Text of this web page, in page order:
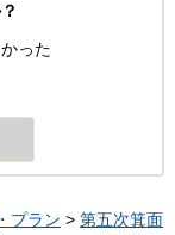
った
プラン > 第五次箕面